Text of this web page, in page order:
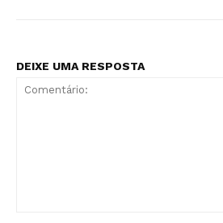
DEIXE UMA RESPOSTA